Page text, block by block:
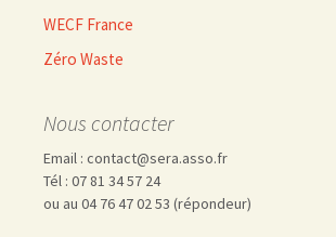
WECF France
Zéro Waste
Nous contacter
Email : contact@sera.asso.fr
Tél : 07 81 34 57 24
ou au 04 76 47 02 53 (répondeur)